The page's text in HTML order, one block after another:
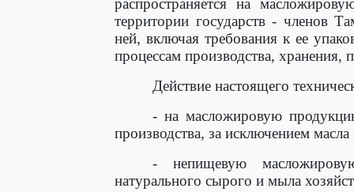
распространяется на
территории государств - членов
ней, включая требования к ее
процессам производства, хранения,
Действие настоящего
- на масложировую
производства, за исключением масла
- непищевую
натурального сырого и мыла